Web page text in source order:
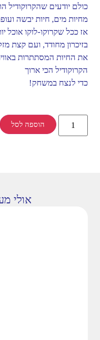
כולם יודעים שהקרוקודיל
מחיות מים, חיות יבשה
אז ככל שקרוקו-לוקו אוכל
בזיכרון מחודד, ועם קצת
את החיות המסתתרות
הקרוקודיל הכי ארוך
כדי לנצח במשחק!
הוספה לסל
אולי